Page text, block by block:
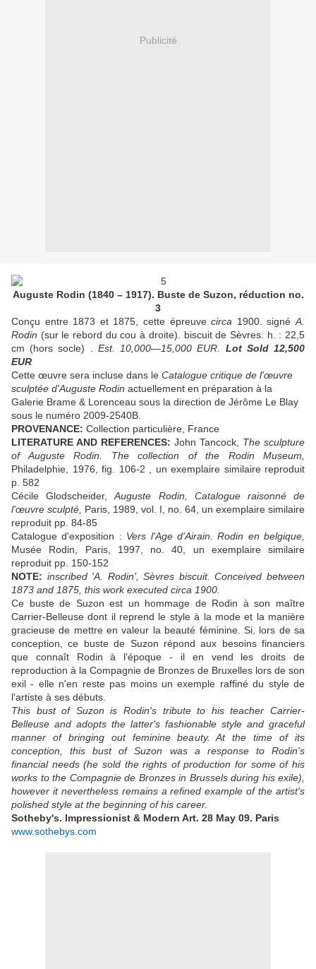
Publicité
Auguste Rodin (1840 – 1917). Buste de Suzon, réduction no.
3
Conçu entre 1873 et 1875, cette épreuvecirca 1900. signéA.
Rodin (sur le rebord du cou à droite). biscuit de Sèvres. h. : 22,5
cm (hors socle) . Est. 10,000—15,000 EUR. Lot Sold 12,500
EUR
Cette œuvre sera incluse dans le Catalogue critique de l'œuvre
sculptée d'Auguste Rodin actuellement en préparation à la
Galerie Brame & Lorenceau sous la direction de Jérôme Le Blay
sous le numéro 2009-2540B.
PROVENANCE: Collection particulière, France
LITERATURE AND REFERENCES: John Tancock, The sculpture
of Auguste Rodin.
The collection of the Rodin Museum,
Philadelphie, 1976, fig. 106-2 , un exemplaire similaire reproduit
p. 582
Cécile Glodscheider,Auguste Rodin, Catalogue raisonné de
l'œuvre sculpté, Paris, 1989, vol. I, no. 64, un exemplaire similaire
reproduit pp. 84-85
Catalogue d'exposition : Vers l'Age d'Airain. Rodin en belgique,
Musée Rodin, Paris, 1997, no. 40, un exemplaire similaire
reproduit pp. 150-152
NOTE: inscribed 'A. Rodin', Sèvres biscuit. Conceived between
1873 and 1875, this work executed circa 1900.
Ce buste de Suzon est un hommage de Rodin à son maître
Carrier-Belleuse dont il reprend le style à la mode et la manière
gracieuse de mettre en valeur la beauté féminine. Si, lors de sa
conception, ce buste de Suzon répond aux besoins financiers
que connaît Rodin à l'époque - il en vend les droits de
reproduction à la Compagnie de Bronzes de Bruxelles lors de son
exil - elle n'en reste pas moins un exemple raffiné du style de
l'artiste à ses débuts.
This bust of Suzon is Rodin's tribute to his teacher Carrier-
Belleuse and adopts the latter's fashionable style and graceful
manner of bringing out feminine beauty. At the time of its
conception, this bust of Suzon was a response to Rodin's
financial needs (he sold the rights of production for some of his
works to the Compagnie de Bronzes in Brussels during his exile),
however it nevertheless remains a refined example of the artist's
polished style at the beginning of his career.
Sotheby's. Impressionist & Modern Art. 28 May 09. Paris
www.sothebys.com